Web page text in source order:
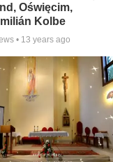
Oświęcim,
Kolbe
• 13 years ago